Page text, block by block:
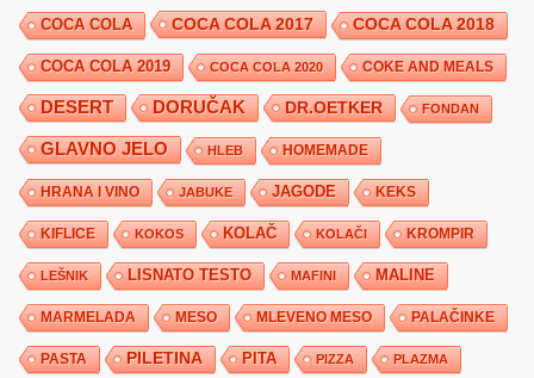
COCA COLA COCA COLA 2017 COCA COLA 2018
COCA COLA 2019 COCA COLA 2020 COKE AND MEALS
DESERT DORUČAK DR.OETKER FONDAN
GLAVNO JELO HLEB HOMEMADE
HRANA I VINO JABUKE JAGODE KEKS
KIFLICE KOKOS KOLAČ KOLAČI KROMPIR
LEŠNIK LISNATO TESTO MAFINI MALINE
MARMELADA MESO MLEVENO MESO PALAČINKE
PASTA PILETINA PITA PIZZA PLAZMA